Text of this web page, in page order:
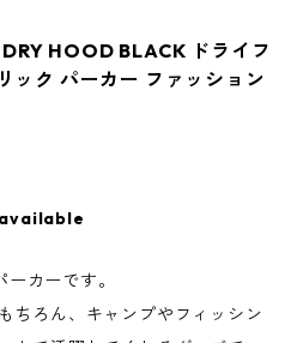
HOOD BLACK ドライフ
ック パーカー ファッション
カーです。
ちろん、キャンプやフィッシン